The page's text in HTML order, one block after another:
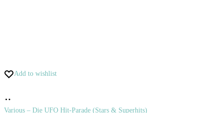
Add to wishlist
do
Various – Die UFO Hit-Parade (Stars & Superhits)